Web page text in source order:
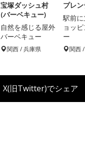
宝塚ダッシュ村
(バーベキュー)
自然を感じる屋外
バーベキュー
関西 / 兵庫県
プレン
駅前
ョッ
ー
関西
X(旧Twitter)でシェア